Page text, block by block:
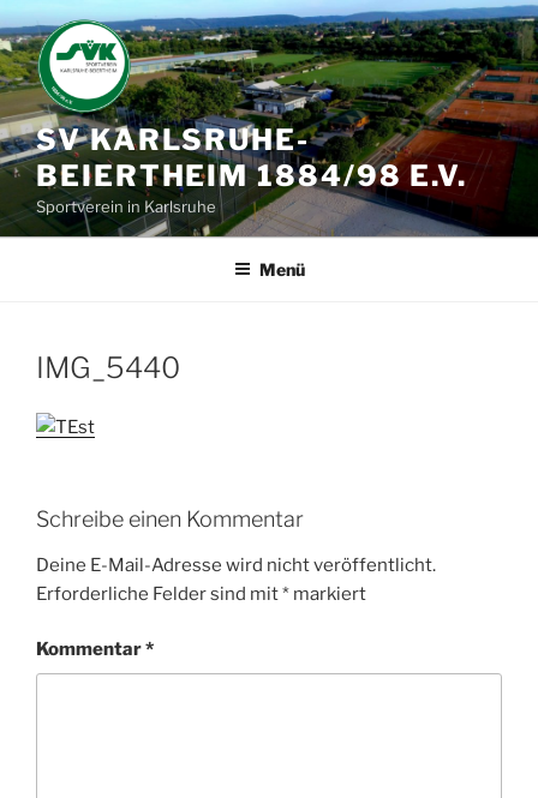
Zum
Inhalt
springen
SV KARLSRUHE-
BEIERTHEIM 1884/98 E.V.
Sportverein in Karlsruhe
Menü
IMG_5440
Schreibe einen Kommentar
Deine E-Mail-Adresse wird nicht veröffentlicht.
Erforderliche Felder sind mit* markiert
Kommentar*